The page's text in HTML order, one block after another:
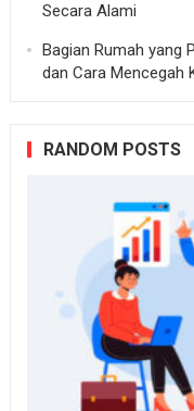
Secara Alami
Bagian Rumah yang
dan Cara Mencegah
RANDOM POSTS